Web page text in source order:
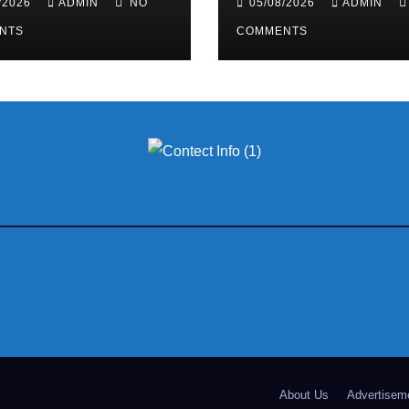
COMMENTS
About Us